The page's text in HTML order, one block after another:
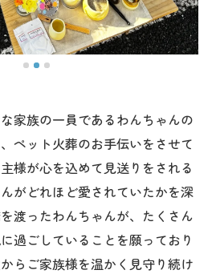
家族の一員であるわんちゃんの
ペット火葬のお手伝いをさせて
様が心を込めて見送りをされる
がどれほど愛されていたかを深
渡ったわんちゃんが、たくさん
過ごしていることを願っており
らご家族様を温かく見守り続け